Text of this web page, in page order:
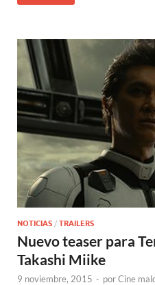
NOTICIAS / TRAILERS
Nuevo teaser para
Takashi Miike
9 noviembre, 2015 - porCine